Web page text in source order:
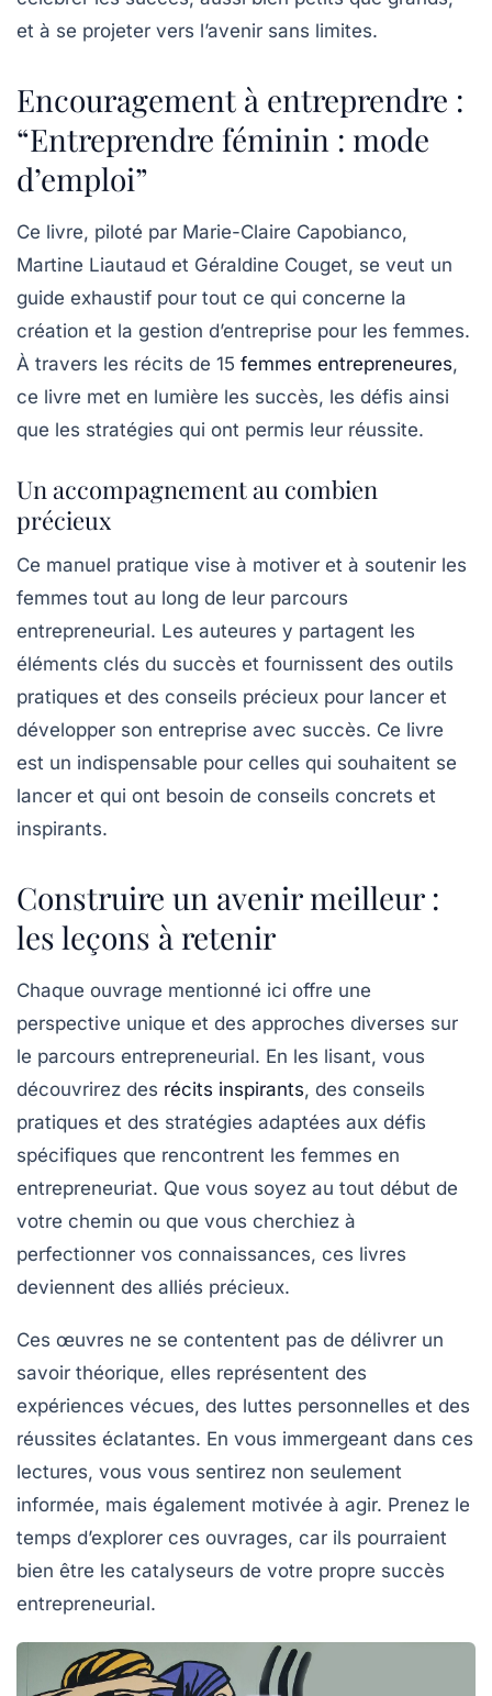
et à se projeter vers l’avenir sans limites.
Encouragement à entreprendre :
“Entreprendre féminin : mode
d’emploi”
Ce livre, piloté par Marie-Claire Capobianco,
Martine Liautaud et Géraldine Couget, se veut un
guide exhaustif pour tout ce qui concerne la
création et la gestion d’entreprise pour les femmes.
À travers les récits de 15 femmes entrepreneures,
ce livre met en lumière les succès, les défis ainsi
que les stratégies qui ont permis leur réussite.
Un accompagnement au combien
précieux
Ce manuel pratique vise à motiver et à soutenir les
femmes tout au long de leur parcours
entrepreneurial. Les auteures y partagent les
éléments clés du succès et fournissent des outils
pratiques et des conseils précieux pour lancer et
développer son entreprise avec succès. Ce livre
est un indispensable pour celles qui souhaitent se
lancer et qui ont besoin de conseils concrets et
inspirants.
Construire un avenir meilleur :
les leçons à retenir
Chaque ouvrage mentionné ici offre une
perspective unique et des approches diverses sur
le parcours entrepreneurial. En les lisant, vous
découvrirez des récits inspirants, des conseils
pratiques et des stratégies adaptées aux défis
spécifiques que rencontrent les femmes en
entrepreneuriat. Que vous soyez au tout début de
votre chemin ou que vous cherchiez à
perfectionner vos connaissances, ces livres
deviennent des alliés précieux.
Ces œuvres ne se contentent pas de délivrer un
savoir théorique, elles représentent des
expériences vécues, des luttes personnelles et des
réussites éclatantes. En vous immergeant dans ces
lectures, vous vous sentirez non seulement
informée, mais également motivée à agir. Prenez le
temps d’explorer ces ouvrages, car ils pourraient
bien être les catalyseurs de votre propre succès
entrepreneurial.